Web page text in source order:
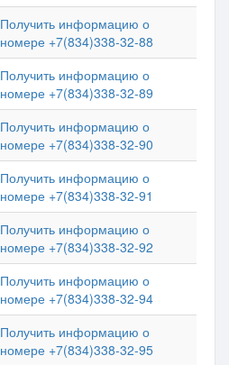
Получить информацию о
номере +7(834)338-32-88
Получить информацию о
номере +7(834)338-32-89
Получить информацию о
номере +7(834)338-32-90
Получить информацию о
номере +7(834)338-32-91
Получить информацию о
номере +7(834)338-32-92
Получить информацию о
номере +7(834)338-32-94
Получить информацию о
номере +7(834)338-32-95